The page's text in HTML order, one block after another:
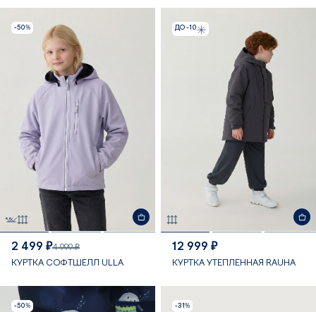
-50%
2 499 ₽4 999 ₽
КУРТКА СОФТШЕЛЛ ULLA
ДО -10
12 999 ₽
КУРТКА УТЕПЛЕННАЯ RAUHA
-50% -31%